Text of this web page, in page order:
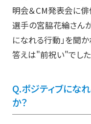
明会＆CM発表会に
選手の宮脇花綸さん
になれる行動」を聞
答えは"前祝い"でした
Q.ポジティブにな
か？